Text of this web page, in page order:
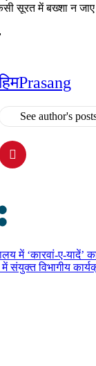
सूरत में बख्शा न
See author's
में ‘कारवां-ए-यादें’
में संयुक्त विभागीय